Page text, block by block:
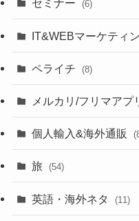
セミナー (6)
IT&WEBマーケティ
ペライチ (8)
メルカリ/フリマアプ
個人輸入&海外通販
旅 (54)
(43)
英語・海外ネタ (11)